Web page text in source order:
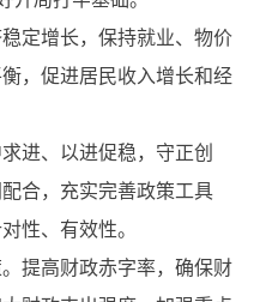
定增长，保持就业、物价
，促进居民收入增长和经
、以进促稳，守正创
合，充实完善政策工具
性、有效性。
提高财政赤字率，确保财